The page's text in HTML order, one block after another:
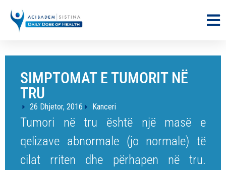
SIMPTOMAT E TUMORIT NË
TRU
26 Dhjetor, 2016 Kanceri
Tumori në tru është një masë e
qelizave abnormale (jo normale) të
cilat rriten dhe përhapen në tru.